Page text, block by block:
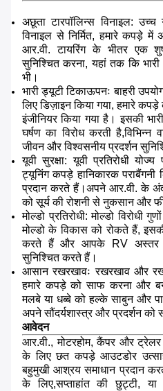
अछूता टारपॉलिन्स विनाइल: उच्च
विनाइल से निर्मित, हमारे कपड़े
आर.वी. टायरिंग के भीतर एक
सुनिश्चित करना, यहां तक कि भारी
भी।
भारी ड्यूटी टिकाऊपनः बाहरी
लिए डिज़ाइन किया गया, हमारे
इंजीनियर किया गया है। इसकी
घर्षण का विरोध करती
जीवन और विश्वसनीय प्रदर्शन
यूवी सुरक्षा: यूवी प्रतिरोधी
ट्यूनिंग कपड़े हानिकारक पराबैंगनी
प्रदान करते हैं।अपने आर.वी. के
को सूर्य की रोशनी से नुकसान और
मोल्डो प्रतिरोधी: मोल्डो
मोल्डो के विकास को रोकते हैं,
करते हैं और आपके RV अस्तर के
सुनिश्चित करते हैं।
आसान रखरखावः रखरखाव और
हमारे कपड़े को साफ करना और
मलबे या धब्बे को हल्के साबुन और
अपने सौंदर्यशास्त्र और प्रदर्शन को
आवेदन
आर.वी., मोटरहोम, कैंपर और
के लिए छत कपड़े आउटडोर
बहुमुखी आश्रय समाधान प्रदान
के लिए,सप्ताहांत की छुट्टी,